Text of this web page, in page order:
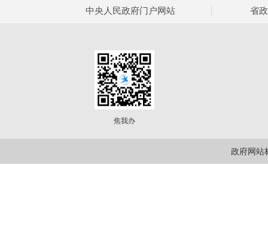
中央人民政府门户网站 省
焦我办
政府网站